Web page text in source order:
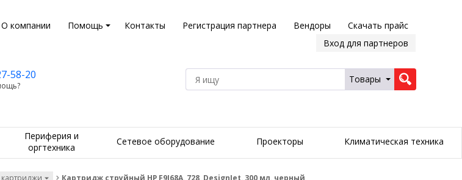
О компании Помощь Контакты Регистрация партнера Вендоры
Скачать прайс
Вход для партнеров
58-20 Товары
Периферия и
оргтехника
Сетевое оборудование Проекторы Климатическая техника